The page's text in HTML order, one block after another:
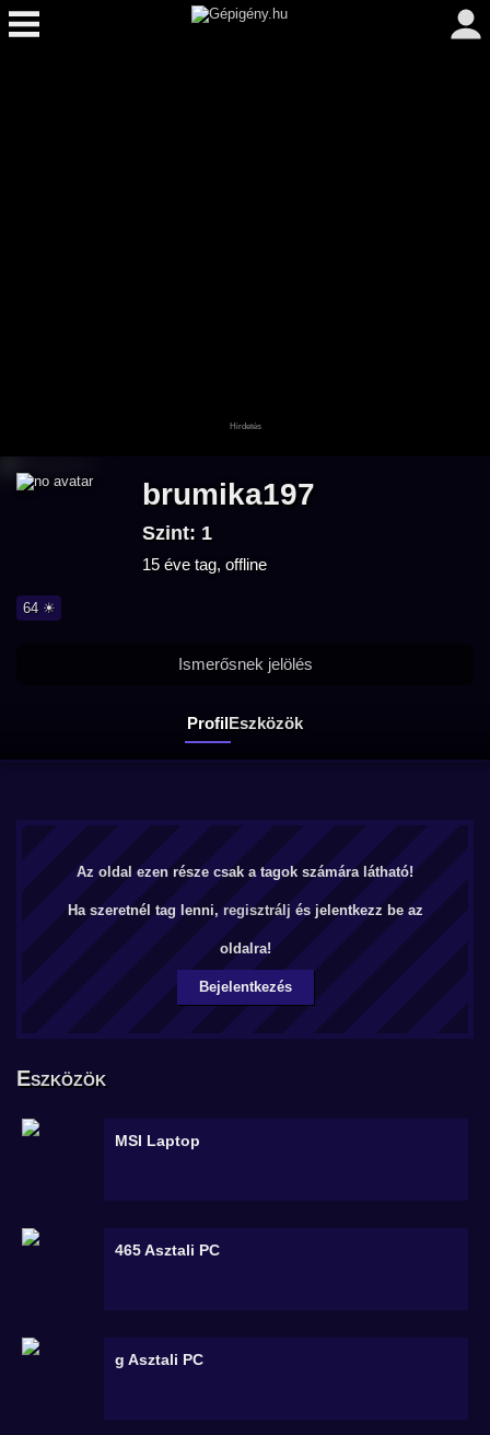
brumika197
Szint: 1
15 éve tag, offline
64 ☀
ProfilEszközök
Ismerősnek jelölés
Az oldal ezen része csak a tagok számára látható!
Ha szeretnél tag lenni, regisztrálj és jelentkezz be az
oldalra!
Bejelentkezés
Eszközök
MSI Laptop
465Asztali PC
g Asztali PC